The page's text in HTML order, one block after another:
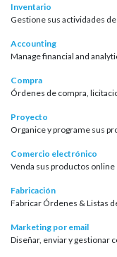
Inventario
Gestione sus actividades de
Accounting
Manage financial and
Compra
Órdenes de compra,
Proyecto
Organice y programe sus
Comercio electrónico
Venda sus productos online
Fabricación
Fabricar Órdenes & Listas
Marketing por email
Diseñar, enviar y gestionar